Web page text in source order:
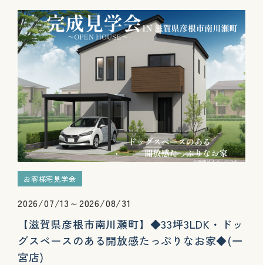
お客様宅見学会
2026/07/13～2026/08/31
【滋賀県彦根市南川瀬町】◆33坪3LDK・ドッ
グスペースのある開放感たっぷりなお家◆(一
宮店)